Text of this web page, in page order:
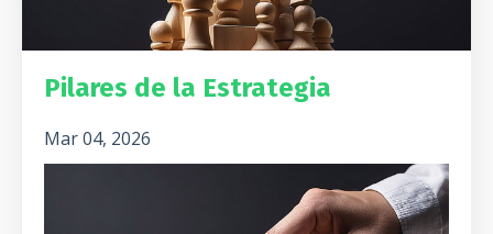
Pilares de la Estrategia
Mar 04, 2026